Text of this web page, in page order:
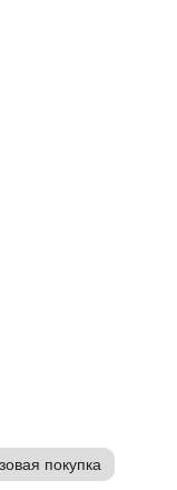
покупка